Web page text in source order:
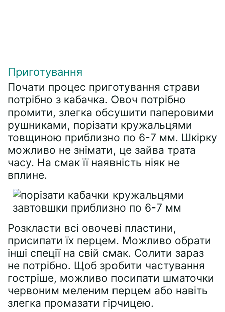
Приготування
Почати процес приготування страви
потрібно з кабачка. Овоч потрібно
промити, злегка обсушити паперовими
рушниками, порізати кружальцями
товщиною приблизно по 6-7 мм. Шкірку
можливо не знімати, це зайва трата
часу. На смак її наявність ніяк не
вплине.
Розкласти всі овочеві пластини,
присипати їх перцем. Можливо обрати
інші спеції на свій смак. Солити зараз
не потрібно. Щоб зробити частування
гостріше, можливо посипати шматочки
червоним меленим перцем або навіть
злегка промазати гірчицею.